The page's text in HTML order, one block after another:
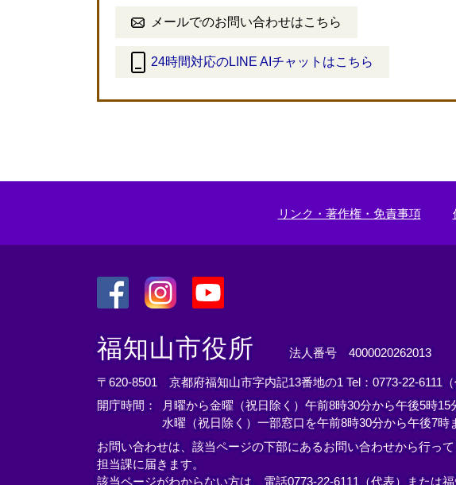
メールでのお問い合わせはこちら
24時間対応のLINE AIチャットはこちら
外
ク
リンク・著作権・免責事項
外
部
リ
ン
ク
外
部
リ
ン
ク
外
部
リ
ン
ク
＞
福知山市役所 法人番号 4000020262013
〒620-8501 京都府福知山市字内記13番地の1 Tel：0773-22-6111（
開庁時間： 月曜から金曜（祝日除く）午前8時30分から午後5時15
水曜（祝日除く）一部窓口を午前8時30分から午後7時
お問い合わせは、該当ページの下部にあるお問い合わせから行って
担当課に届きます。
該当ページがわからない方は、電話0773-22-6111（代表）または